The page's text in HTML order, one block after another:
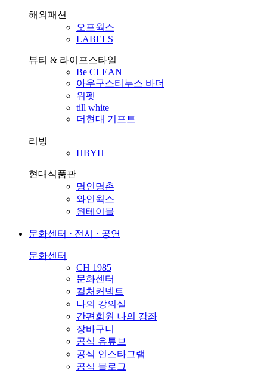
해외패션
오프웍스
LABELS
뷰티 & 라이프스타일
Be CLEAN
아우구스티누스 바더
위펫
till white
더현대 기프트
리빙
HBYH
현대식품관
명인명촌
와인웍스
원테이블
문화센터 · 전시 · 공연
문화센터
CH 1985
문화센터
컬처커넥트
나의 강의실
간편회원 나의 강좌
장바구니
공식 유튜브
공식 인스타그램
공식 블로그